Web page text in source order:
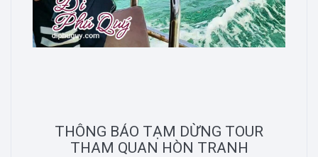
THÔNG BÁO TẠM DỪNG TOUR
THAM QUAN HÒN TRANH